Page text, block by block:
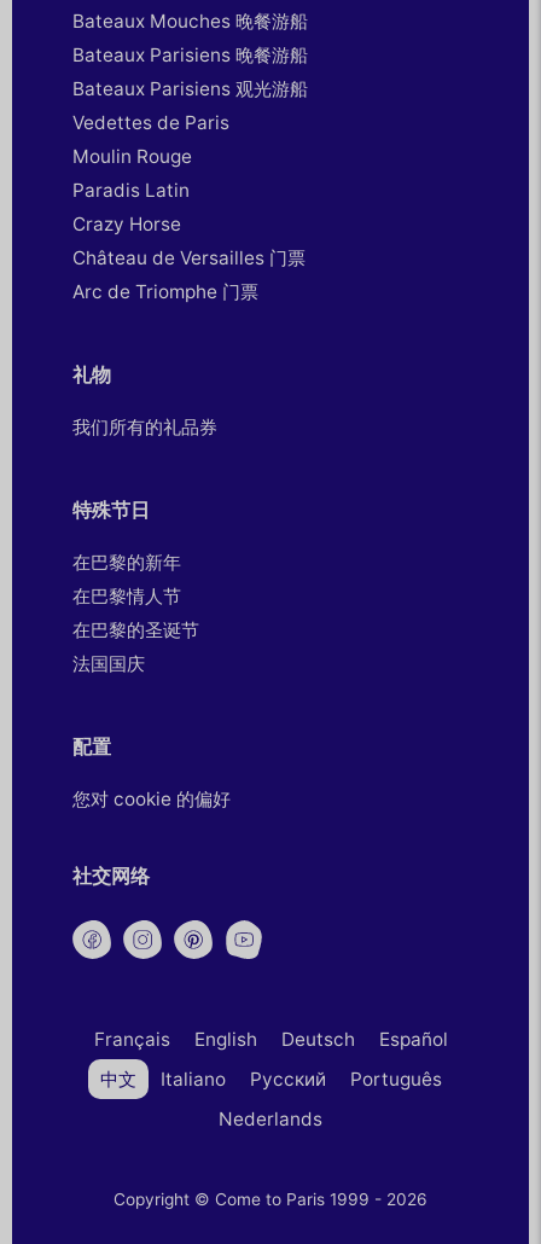
Bateaux Mouches 晚餐游船
Bateaux Parisiens 晚餐游船
Bateaux Parisiens 观光游船
Vedettes de Paris
Moulin Rouge
Paradis Latin
Crazy Horse
Château de Versailles 门票
Arc de Triomphe 门票
礼物
我们所有的礼品券
特殊节日
在巴黎的新年
在巴黎情人节
在巴黎的圣诞节
法国国庆
配置
您对 cookie 的偏好
社交网络
Français English Deutsch
Español
中文
Italiano Русский
Português
Nederlands
Copyright © Come to Paris 1999 - 2026